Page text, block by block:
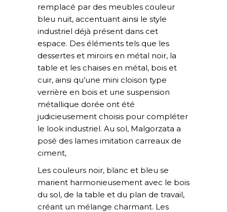
remplacé par des meubles couleur
bleu nuit, accentuant ainsi le style
industriel déjà présent dans cet
espace. Des éléments tels que les
dessertes et miroirs en métal noir, la
table et les chaises en métal, bois et
cuir, ainsi qu’une mini cloison type
verrière en bois et une suspension
métallique dorée ont été
judicieusement choisis pour compléter
le look industriel. Au sol, Malgorzata a
posé des lames imitation carreaux de
ciment,
Les couleurs noir, blanc et bleu se
marient harmonieusement avec le bois
du sol, de la table et du plan de travail,
créant un mélange charmant. Les